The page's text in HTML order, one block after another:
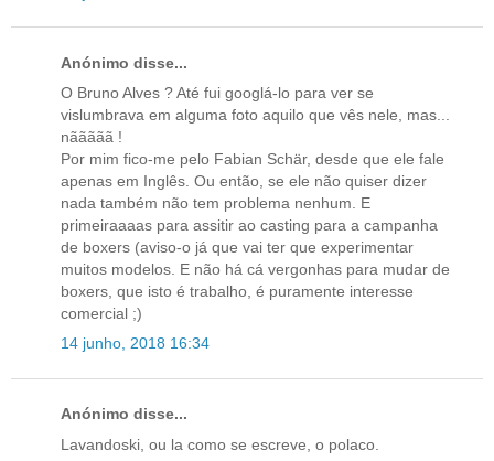
Anónimo disse...
O Bruno Alves ? Até fui googlá-lo para ver se
vislumbrava em alguma foto aquilo que vês nele, mas...
nããããã !
Por mim fico-me pelo Fabian Schär, desde que ele fale
apenas em Inglês. Ou então, se ele não quiser dizer
nada também não tem problema nenhum. E
primeiraaaas para assitir ao casting para a campanha
de boxers (aviso-o já que vai ter que experimentar
muitos modelos. E não há cá vergonhas para mudar de
boxers, que isto é trabalho, é puramente interesse
comercial ;)
14 junho, 2018 16:34
Anónimo disse...
Lavandoski, ou la como se escreve, o polaco.